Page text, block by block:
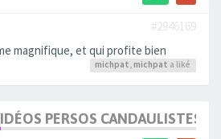
#2946169
magnifique, et qui profite bien
michpat, michpat a liké
PERSOS CANDAULISTES